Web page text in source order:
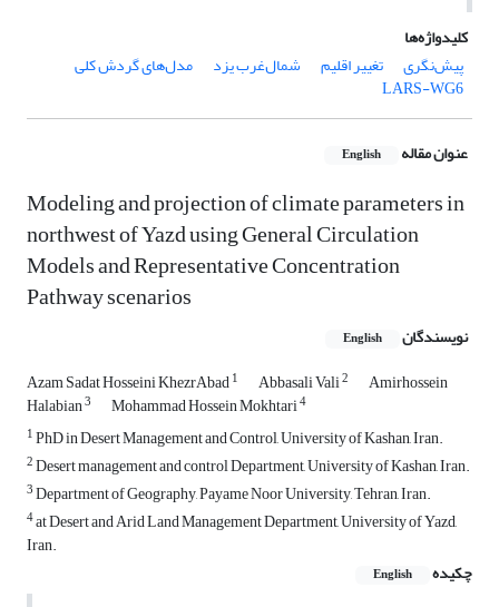
کلیدواژه‌ها
پیش‌نگری
تغییر اقلیم شمال‌غرب یزد مدل‌های گردش کلی
LARS-WG6
عنوان مقاله English
Modeling and projection of climate parameters in
northwest of Yazd using General Circulation
Models and Representative Concentration
Pathway scenarios
نویسندگان English
Azam Sadat Hosseini KhezrAbad1 Abbasali Vali2 Amirhossein
Halabian3 Mohammad Hossein Mokhtari4
1PhD in Desert Management and Control, University of Kashan, Iran.
2Desert management and control Department, University of Kashan, Iran.
3Department of Geography, Payame Noor University, Tehran, Iran.
4at Desert and Arid Land Management Department, University of Yazd,
Iran.
چکیده
English